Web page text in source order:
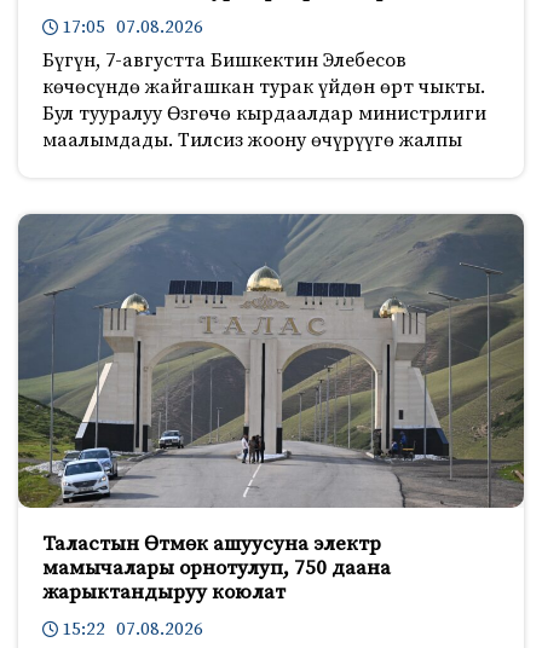
17:05 07.08.2026
Бүгүн, 7-августта Бишкектин Элебесов
көчөсүндө жайгашкан турак үйдөн өрт чыкты.
Бул тууралуу Өзгөчө кырдаалдар министрлиги
маалымдады. Тилсиз жоону өчүрүүгө жалпы
Таластын Өтмөк ашуусуна электр
мамычалары орнотулуп, 750 даана
жарыктандыруу коюлат
15:22 07.08.2026